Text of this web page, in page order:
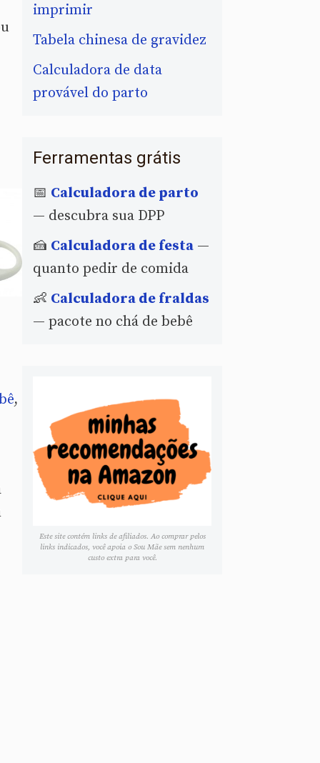
,
imprimir
Tabela chinesa de gravidez
Calculadora de data
provável do parto
Ferramentas grátis
📅 Calculadora de parto
— descubra sua DPP
🍰 Calculadora de festa —
quanto pedir de comida
👶 Calculadora de fraldas
— pacote no chá de bebê
Este site contém links de afiliados. Ao comprar pelos
links indicados, você apoia o Sou Mãe sem nenhum
custo extra para você.